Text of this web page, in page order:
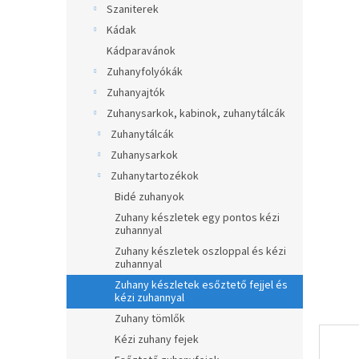
Szaniterek
Kádak
Kádparavánok
Zuhanyfolyókák
Zuhanyajtók
Zuhanysarkok, kabinok, zuhanytálcák
Zuhanytálcák
Zuhanysarkok
Zuhanytartozékok
Bidé zuhanyok
Zuhany készletek egy pontos kézi
zuhannyal
Zuhany készletek oszloppal és kézi
zuhannyal
Zuhany készletek esőztető fejjel és
kézi zuhannyal
Zuhany tömlők
Kézi zuhany fejek